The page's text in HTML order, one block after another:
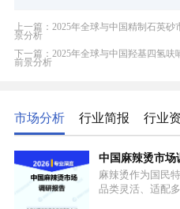
上一篇：2025年全球与中国精制石英
景分析
下一篇：2025年全球与中国羟基四氢
前景分析
市场分析 行业简报 行业
中国麻辣烫市场
麻辣烫作为国民
品类灵活、适配